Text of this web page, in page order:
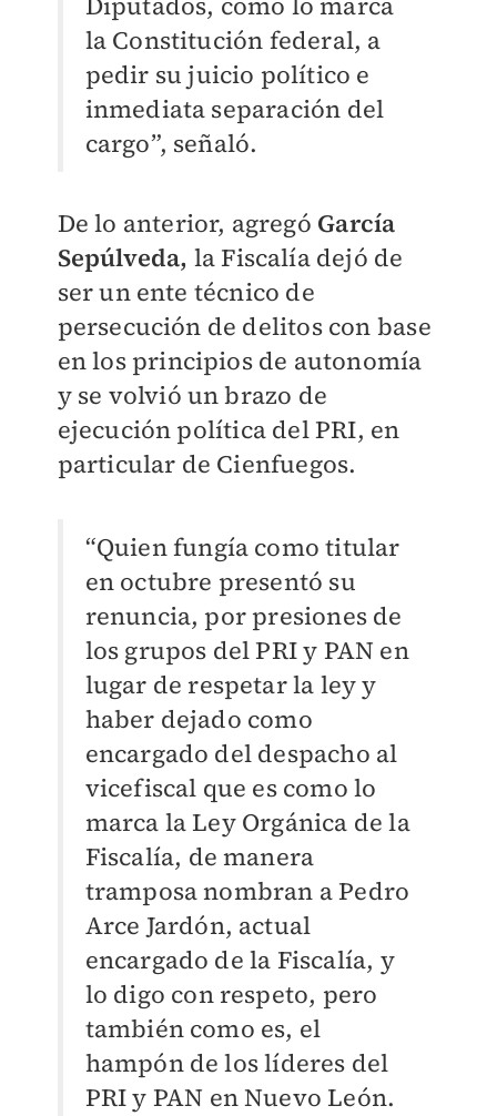
la Constitución federal, a
pedir su juicio político e
inmediata separación del
cargo”, señaló.
De lo anterior, agregó García
Sepúlveda, la Fiscalía dejó de
ser un ente técnico de
persecución de delitos con base
en los principios de autonomía
y se volvió un brazo de
ejecución política del PRI, en
particular de Cienfuegos.
“Quien fungía como titular
en octubre presentó su
renuncia, por presiones de
los grupos del PRI y PAN en
lugar de respetar la ley y
haber dejado como
encargado del despacho al
vicefiscal que es como lo
marca la Ley Orgánica de la
Fiscalía, de manera
tramposa nombran a Pedro
Arce Jardón, actual
encargado de la Fiscalía, y
lo digo con respeto, pero
también como es, el
hampón de los líderes del
PRI y PAN en Nuevo León.